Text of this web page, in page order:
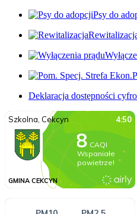
Psy do
Deklaracja dostępności